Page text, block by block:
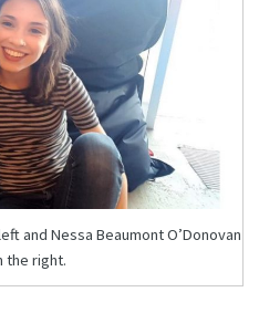
and Nessa Beaumont O’Donovan
the right.